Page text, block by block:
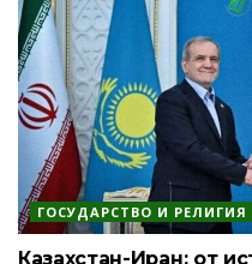
ГОСУДАРСТВО И РЕЛИГИЯ
Казахстан-Иран: от